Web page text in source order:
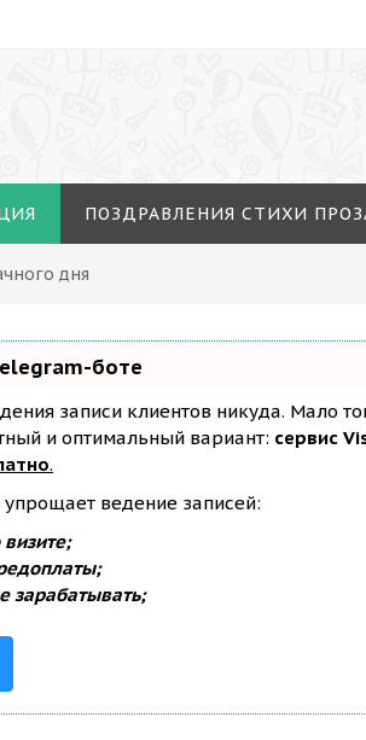
ПОЗДРАВЛЕНИЯ СТИХИ
дня
боте
записи клиентов никуда. Мало
и оптимальный вариант: сервис
.
ведение записей:
зарабатывать;